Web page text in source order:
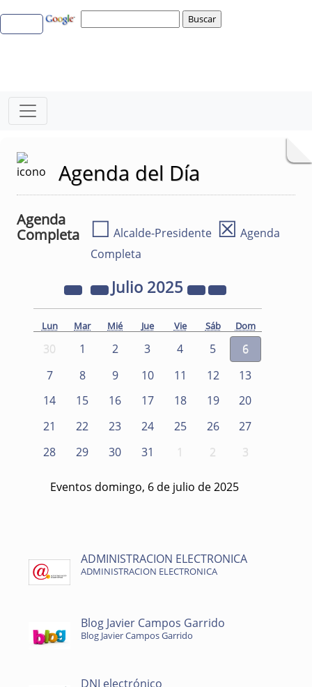
Agenda del Día
Agenda
Completa
☐ Alcalde-Presidente ☒ Agenda
Completa
Julio 2025
Lun Mar Mié Jue Vie Sáb Dom
30 1 2 3 4 5
6
7
8 9 10 11 12
13
14
15 16 17 18 19
20
21
22 23 24 25 26
27
28
29 30 31 1 2 3
Eventos domingo, 6 de julio de 2025
ADMINISTRACION ELECTRONICA
ADMINISTRACION ELECTRONICA
Blog Javier Campos Garrido
Blog Javier Campos Garrido
DNI electrónico